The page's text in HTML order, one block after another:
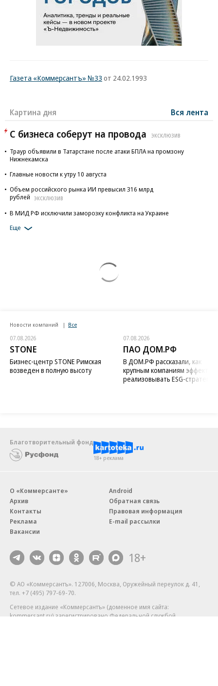
Газета «Коммерсантъ» №33 от 24.02.1993
Картина дня Вся лента
С бизнеса соберут на провода ЭКСКЛЮЗИВ
Траур объявили в Татарстане после атаки БПЛА на промзону
Нижнекамска
Главные новости к утру 10 августа
Объем российского рынка ИИ превысил 316 млрд
рублей
ЭКСКЛЮЗИВ
В МИД РФ исключили заморозку конфликта на Украине
Еще
Новости компаний Все
07.08.2026
STONE
Бизнес-центр STONE Римская
возведен в полную высоту
07.08.2026
ПАО ДОМ.РФ
В ДОМ.РФ рассказали, как
крупным компаниям
реализовывать ESG-стратегию
Благотворительный фонд
18+ реклама
О «Коммерсанте»
Архив
Контакты
Реклама
Вакансии
Android
Обратная связь
Правовая информация
E-mail рассылки
18+
© АО «Коммерсантъ». 127006, Москва, Оружейный переулок д. 41,
тел. +7 (495) 797-69-70.
Сетевое издание «Коммерсантъ» (доменное имя сайта:
kommersant.ru) зарегистрировано Федеральной службой